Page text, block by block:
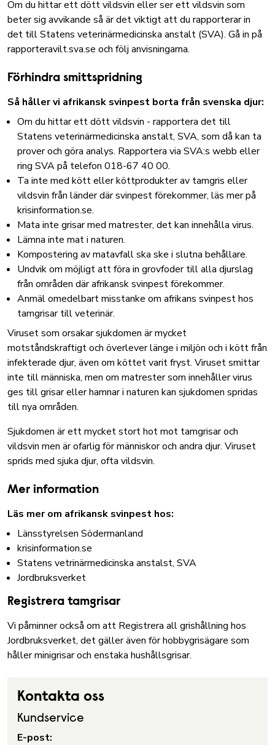
Om du hittar ett dött vildsvin eller ser ett vildsvin som
beter sig avvikande så är det viktigt att du rapporterar in
det till Statens veterinärmedicinska anstalt (SVA). Gå in på
rapporteravilt.sva.se och följ anvisningarna.
Förhindra smittspridning
Så håller vi afrikansk svinpest borta från svenska djur:
Om du hittar ett dött vildsvin - rapportera det till
Statens veterinärmedicinska anstalt, SVA, som då kan ta
prover och göra analys. Rapportera via SVA:s webb eller
ring SVA på telefon 018-67 40 00.
Ta inte med kött eller köttprodukter av tamgris eller
vildsvin från länder där svinpest förekommer, läs mer på
krisinformation.se.
Mata inte grisar med matrester, det kan innehålla virus.
Lämna inte mat i naturen.
Kompostering av matavfall ska ske i slutna behållare.
Undvik om möjligt att föra in grovfoder till alla djurslag
från områden där afrikansk svinpest förekommer.
Anmäl omedelbart misstanke om afrikans svinpest hos
tamgrisar till veterinär.
Viruset som orsakar sjukdomen är mycket
motståndskraftigt och överlever länge i miljön och i kött från
infekterade djur, även om köttet varit fryst. Viruset smittar
inte till människa, men om matrester som innehåller virus
ges till grisar eller hamnar i naturen kan sjukdomen spridas
till nya områden.
Sjukdomen är ett mycket stort hot mot tamgrisar och
vildsvin men är ofarlig för människor och andra djur. Viruset
sprids med sjuka djur, ofta vildsvin.
Mer information
Läs mer om afrikansk svinpest hos:
Länsstyrelsen Södermanland
krisinformation.se
Statens vetrinärmedicinska anstalst, SVA
Jordbruksverket
Registrera tamgrisar
Vi påminner också om att Registrera all grishållning hos
Jordbruksverket, det gäller även för hobbygrisägare som
håller minigrisar och enstaka hushållsgrisar.
Kontakta oss
Kundservice
E-post: